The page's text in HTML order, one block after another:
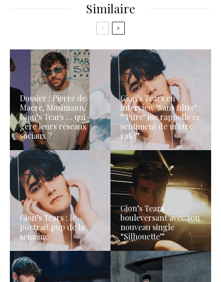
Similaire
Dossier : Pierre de
Maere, Mosimann,
Gjon’s Tears … qui
gère leurs réseaux
sociaux ?
Gjon’s Tears en
interview ‘Sans filtre’ :
“‘Pure’ me rappelle ce
sentiment de m’être
raté”
Gjon’s Tears : le
portrait pop de la
semaine
Gjon’s Tears
bouleversant avec son
nouveau single
“Silhouette”